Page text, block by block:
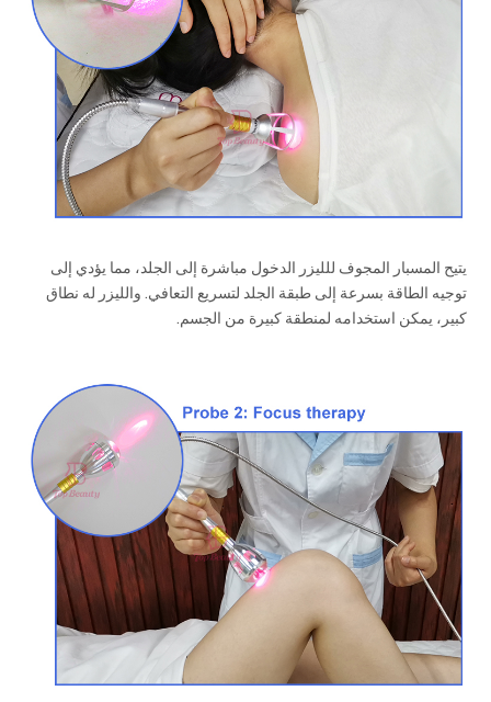
يتيح المسبار المجوف للليزر الدخول مباشرة إلى الجلد، مما يؤدي إلى
توجيه الطاقة بسرعة إلى طبقة الجلد لتسريع التعافي. والليزر له نطاق
كبير، يمكن استخدامه لمنطقة كبيرة من الجسم.